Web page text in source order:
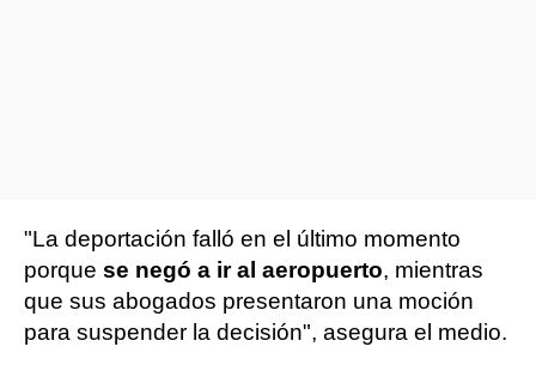
"La deportación falló en el último momento
porque se negó a ir al aeropuerto, mientras
que sus abogados presentaron una moción
para suspender la decisión", asegura el medio.